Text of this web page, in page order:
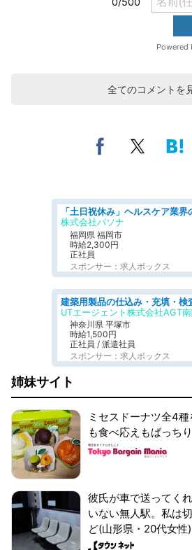
全てのコメントを
株式会社パソナ
福岡県 福岡市
時給2,300円
正社員
スポンサー：求人ボックス
神奈川県 平塚市
時給1,500円
正社員 / 派遣社員
スポンサー：求人ボックス
姉妹サイト
ミセスドーナツ全4
も食べ応えもばっちり
彼氏が車で送ってく
いない無人駅。私は
ど(山形県・20代女性